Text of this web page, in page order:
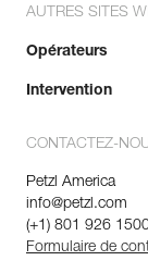
AUTRES SITES
Opérateurs
Intervention
CONTACTEZ-
Petzl America
info@petzl.com
(+1) 801 926
Formulaire de